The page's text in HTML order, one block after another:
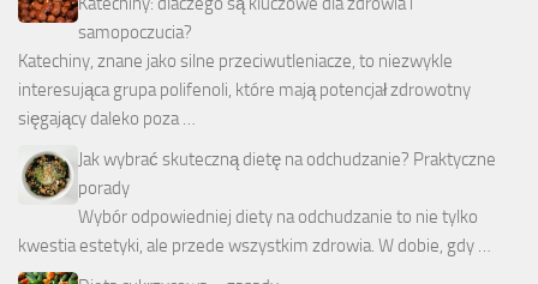
samopoczucia?
Katechiny, znane jako silne przeciwutleniacze, to niezwykle
interesująca grupa polifenoli, które mają potencjał zdrowotny
sięgający daleko poza …
Jak wybrać skuteczną dietę na odchudzanie? Praktyczne
porady
Wybór odpowiedniej diety na odchudzanie to nie tylko
kwestia estetyki, ale przede wszystkim zdrowia. W dobie, gdy …